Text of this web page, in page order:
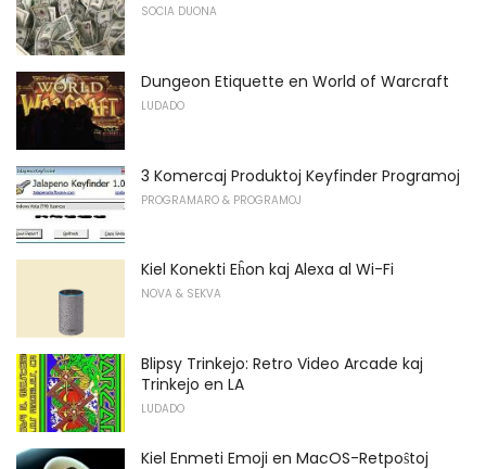
SOCIA DUONA
Dungeon Etiquette en World of Warcraft
LUDADO
3 Komercaj Produktoj Keyfinder Programoj
PROGRAMARO & PROGRAMOJ
Kiel Konekti Eĥon kaj Alexa al Wi-Fi
NOVA & SEKVA
Blipsy Trinkejo: Retro Video Arcade kaj
Trinkejo en LA
LUDADO
Kiel Enmeti Emoji en MacOS-Retpoŝtoj